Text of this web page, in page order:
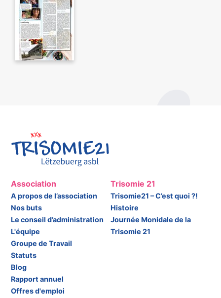
Association
A propos de l’association
Nos buts
Le conseil d’administration
L'équipe
Groupe de Travail
Statuts
Blog
Rapport annuel
Offres d'emploi
Trisomie 21
Trisomie21 – C’est quoi ?!
Histoire
Journée Monidale de la
Trisomie 21